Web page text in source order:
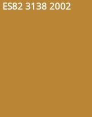
ES82 3138 2002